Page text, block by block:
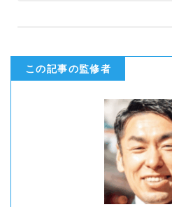
この記事の監修者